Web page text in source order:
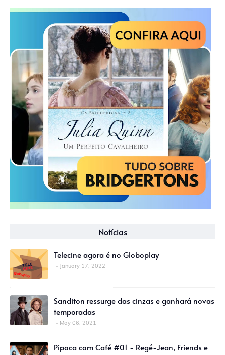
Notícias
Telecine agora é no Globoplay
January 17, 2022
Sanditon ressurge das cinzas e ganhará novas
temporadas
May 06, 2021
Pipoca com Café #01 - Regé-Jean, Friends e